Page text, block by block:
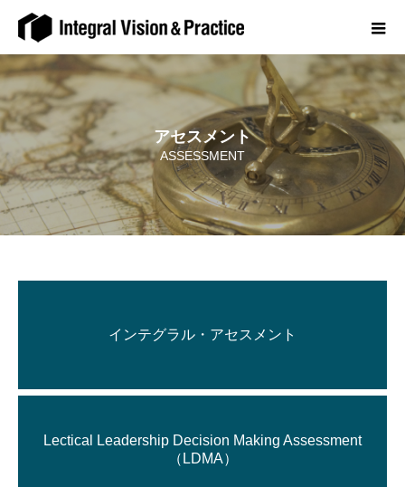
アセスメント
ASSESSMENT
インテグラル・アセスメント
Lectical Leadership Decision Making Assessment
（LDMA）